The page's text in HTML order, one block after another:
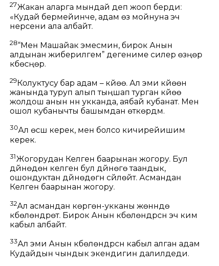
27Жакан аларга мындай деп жооп берди:
«Кудай бермейинче, адам өз мойнуна эч
нерсени ала албайт.
28“Мен Машайак эмесмин, бирок Анын
алдынан жиберилгем” дегениме силер өзүңөр
күбөсүңөр.
29 Колуктусу бар адам – күйөө. Ал эми күйөөнү
жанында туруп алып тыңшап турган күйөө
жолдош анын үнүн укканда, аябай кубанат. Мен
ошол кубанычты башымдан өткөрдүм.
30Ал өсүшү керек, мен болсо кичирейишим
керек.
31Жогорудан Келген баарынан жогору. Бул
дүйнөдөн келген бул дүйнөгө таандык,
ошондуктан дүйнөдөгүнү сүйлөйт. Асмандан
Келген баарынан жогору.
32Ал асмандан көргөн-укканы жөнүндө
күбөлөндүрөт. Бирок Анын күбөлөндүрүүсүн эч ким
кабыл албайт.
33Ал эми Анын күбөлөндүрүүсүн кабыл алган адам
Кудайдын чындык экендигин далилдеди.